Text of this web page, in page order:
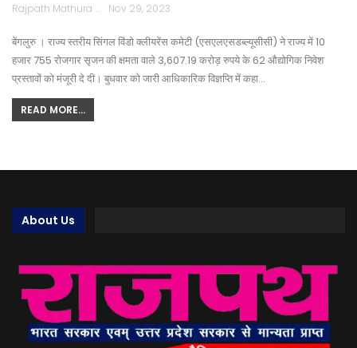
Rajpath Mathura Nov 29, 2023
बेंगलुरु । राज्य स्तरीय सिंगल विंडो क्लीयरेंस कमेटी (एसएलएसडब्ल्यूसीसी) ने राज्य में 10
हजार 755 रोजगार सृजन की क्षमता वाले 3,607.19 करोड़ रुपये के 62 औद्योगिक निवेश
प्रस्तावों को मंजूरी दे दी। बुधवार को जारी आधिकारिक विज्ञप्ति में कहा…
READ MORE...
About Us